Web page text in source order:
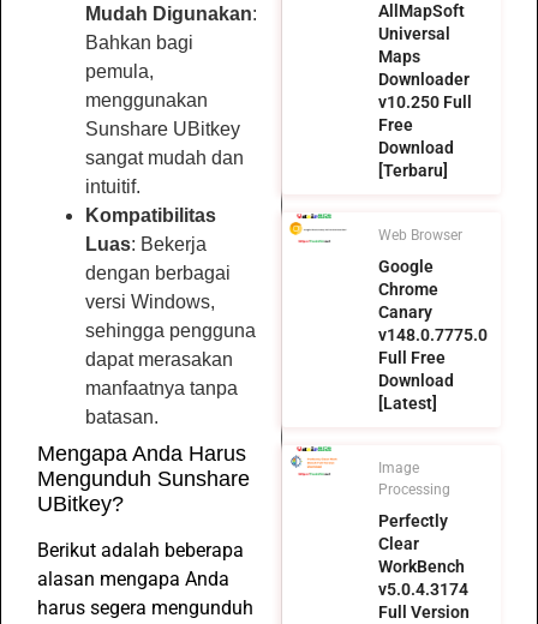
Mudah Digunakan:
Bahkan bagi
pemula,
menggunakan
Sunshare UBitkey
sangat mudah dan
intuitif.
Kompatibilitas
Luas: Bekerja
dengan berbagai
versi Windows,
sehingga pengguna
dapat merasakan
manfaatnya tanpa
batasan.
Mengapa Anda Harus
Mengunduh Sunshare
UBitkey?
Berikut adalah beberapa
alasan mengapa Anda
harus segera mengunduh
AllMapSoft
Universal
Maps
Downloader
v10.250 Full
Free
Download
[Terbaru]
Web Browser
Google
Chrome
Canary
v148.0.7775.0
Full Free
Download
[Latest]
Image
Processing
Perfectly
Clear
WorkBench
v5.0.4.3174
Full Version